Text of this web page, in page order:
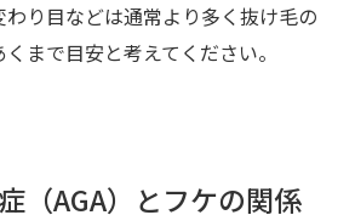
わり目などは通常より多く抜け毛の
まで目安と考えてください。
（AGA）とフケの関係